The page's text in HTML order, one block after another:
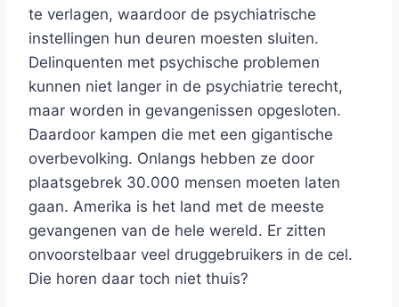
te verlagen, waardoor de psychiatrische
instellingen hun deuren moesten sluiten.
Delinquenten met psychische problemen
kunnen niet langer in de psychiatrie terecht,
maar worden in gevangenissen opgesloten.
Daardoor kampen die met een gigantische
overbevolking. Onlangs hebben ze door
plaatsgebrek 30.000 mensen moeten laten
gaan. Amerika is het land met de meeste
gevangenen van de hele wereld. Er zitten
onvoorstelbaar veel druggebruikers in de cel.
Die horen daar toch niet thuis?